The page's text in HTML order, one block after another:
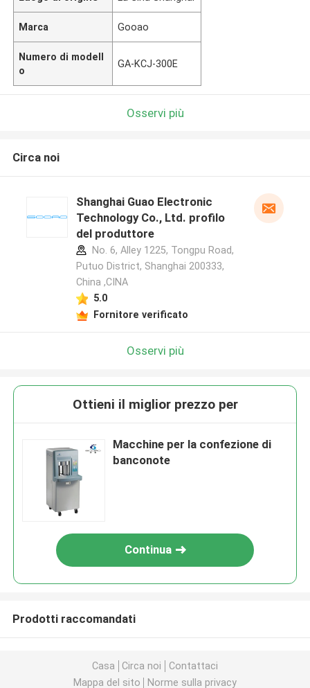
Marca Gooao
Numero di modell
o
GA-KCJ-300E
Osservi più
Circa noi
Shanghai Guao Electronic
Technology Co., Ltd. profilo
del produttore
No. 6, Alley 1225, Tongpu Road,
Putuo District, Shanghai 200333,
China ,CINA
5.0
Fornitore verificato
Osservi più
Ottieni il miglior prezzo per
Macchine per la confezione di
banconote
Continua
Prodotti raccomandati
Casa Circa noi
Contattaci
Mappa del sito
Norme sulla privacy